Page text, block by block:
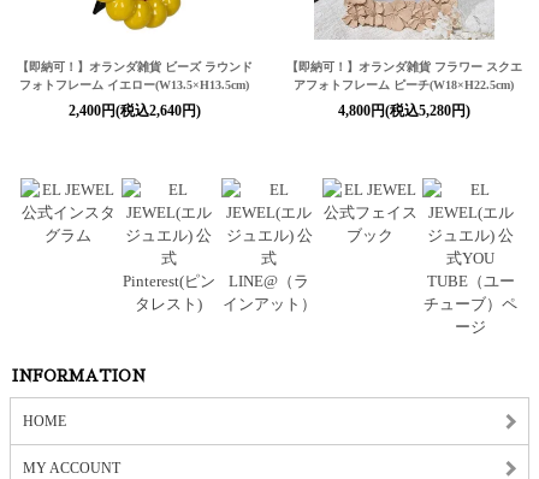
【即納可！】オランダ雑貨 ビーズ ラウンド
フォトフレーム イエロー(W13.5×H13.5cm)
2,400円(税込2,640円)
【即納可！】オランダ雑貨 フラワー スクエ
アフォトフレーム ピーチ(W18×H22.5cm)
4,800円(税込5,280円)
INFORMATION
HOME
MY ACCOUNT